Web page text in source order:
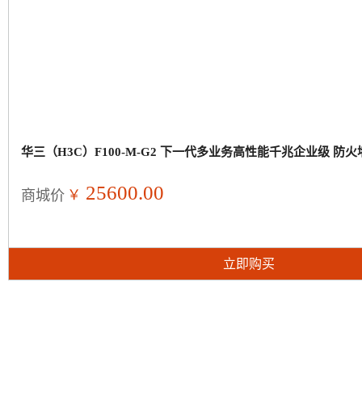
华三（H3C）F100-M-G2 下一代多业务高性能千兆企业级 防火
商城价 ￥ 25600.00
立即购买